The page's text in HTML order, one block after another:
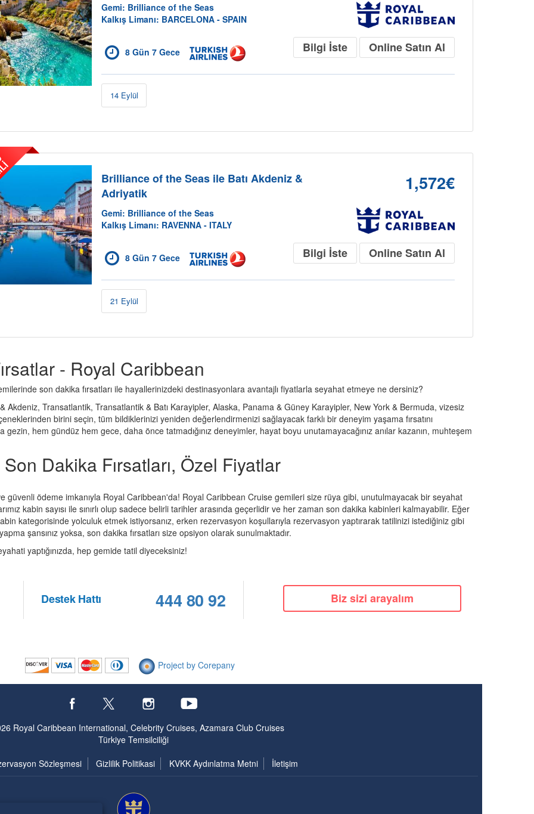
Gemi: Brilliance of the Seas
Kalkış Limanı: BARCELONA - SPAIN
8 Gün 7 Gece Bilgi İste Online Satın Al
14 Eylül
Brilliance of the Seas ile Batı Akdeniz &
Adriyatik
1,572€
Gemi: Brilliance of the Seas
Kalkış Limanı: RAVENNA - ITALY
8 Gün 7 Gece Bilgi İste Online Satın Al
21 Eylül
- Royal Caribbean
son dakika fırsatları ile hayallerinizdeki destinasyonlara avantajlı fiyatlarla seyahat etmeye ne dersiniz?
Akdeniz, Transatlantik, Transatlantik & Batı Karayipler, Alaska, Panama & Güney Karayipler, New York & Bermuda, vizesiz
birini seçin, tüm bildiklerinizi yeniden değerlendirmenizi sağlayacak farklı bir deneyim yaşama fırsatını
gezin, hem gündüz hem gece, daha önce tatmadığınız deneyimler, hayat boyu unutamayacağınız anılar kazanın, muhteşem
Dakika Fırsatları, Özel Fiyatlar
güvenli ödeme imkanıyla Royal Caribbean'da! Royal Caribbean Cruise gemileri size rüya gibi, unutulmayacak bir seyahat
kabin sayısı ile sınırlı olup sadece belirli tarihler arasında geçerlidir ve her zaman son dakika kabinleri kalmayabilir. Eğer
kategorisinde yolculuk etmek istiyorsanız, erken rezervasyon koşullarıyla rezervasyon yaptırarak tatilinizi istediğiniz gibi
şansınız yoksa, son dakika fırsatları size opsiyon olarak sunulmaktadır.
yaptığınızda, hep gemide tatil diyeceksiniz!
Destek Hattı 444 80 92 Biz sizi arayalım
Project by Corepany
Royal Caribbean International, Celebrity Cruises, Azamara Club Cruises
Türkiye Temsilciliği
Sözleşmesi
Gizlilik Politikasi KVKK Aydınlatma Metni İletişim